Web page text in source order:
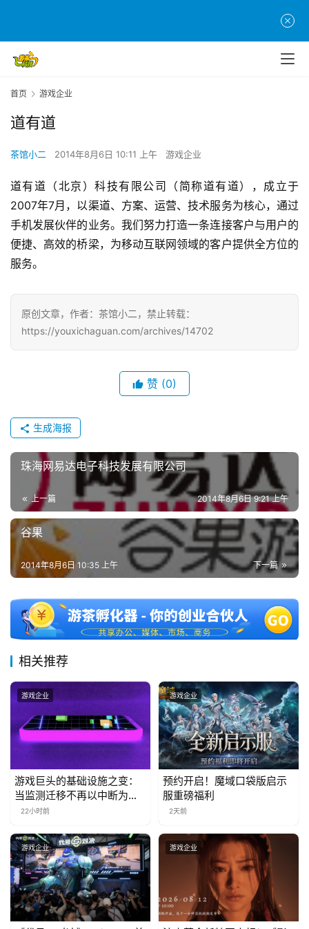
页
茶
原
创
戏
业
界
手
机
休
游
2
0
2
5
十
三
茶
奖
7
月
3
日
游
茶
对
首页 游戏企业
道有道
茶馆小二 2014年8月6日 10:11 上午 游戏企业
道有道（北京）科技有限公司（简称道有道），成立于
2007年7月，以渠道、方案、运营、技术服务为核心，通过
手机发展伙伴的业务。我们努力打造一条连接客户与用户的
便捷、高效的桥梁，为移动互联网领域的客户提供全方位的
服务。
原创文章，作者：茶馆小二，禁止转载：
https://youxichaguan.com/archives/14702
赞 (0)
生成海报
珠海网易达电子科技发展有限公司
上一篇 2014年8月6日 9:21 上午
谷果
下一篇
2014年8月6日 10:35 上午
相关推荐
游戏企业
游戏巨头的基础设施之变：
当监测迁移不再以中断为代
价22小时前
游戏企业
预约开启！魔域口袋版启示
服重磅福利
2天前
游戏企业 游戏企业